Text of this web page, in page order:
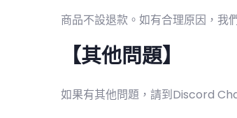
商品不設退款。如有合理原因，我
【其他問題】
如果有其他問題，請到Discord